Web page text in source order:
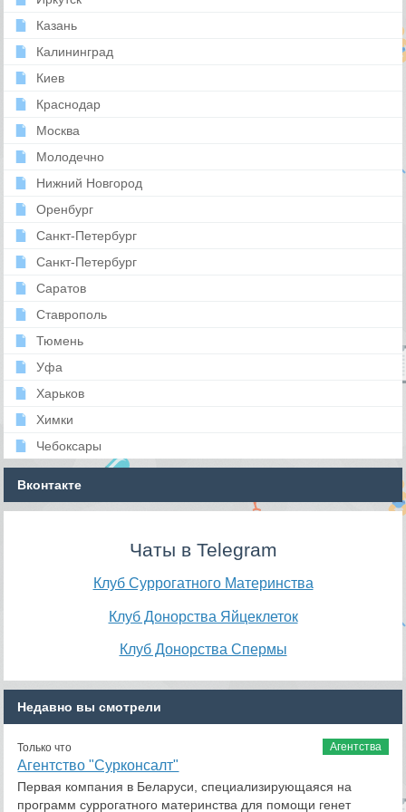
Казань
Калининград
Киев
Краснодар
Москва
Молодечно
Нижний Новгород
Оренбург
Санкт-Петербург
Санкт-Петербург
Саратов
Ставрополь
Тюмень
Уфа
Харьков
Химки
Чебоксары
Вконтакте
Чаты в Telegram
Клуб Суррогатного Материнства
Клуб Донорства Яйцеклеток
Клуб Донорства Спермы
Недавно вы смотрели
Агентства
Только что
Агентство "Сурконсалт"
Первая компания в Беларуси, специализирующаяся на
программ суррогатного материнства для помощи генет